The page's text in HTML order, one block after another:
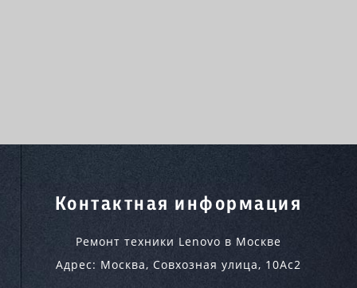
Контактная информация
Ремонт техники Lenovo в Москве
Адрес: Москва, Совхозная улица, 10Ас2